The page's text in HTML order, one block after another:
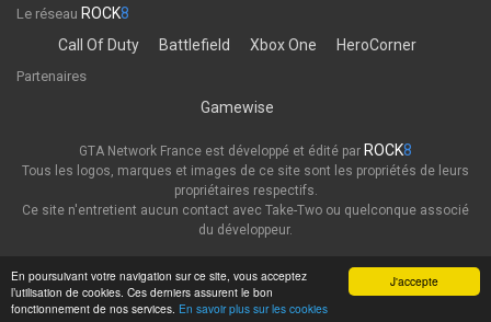
J'accepte
En poursuivant votre navigation sur ce site, vous acceptez
l’utilisation de cookies. Ces derniers assurent le bon
fonctionnement de nos services. En savoir plus sur les cookies
Le réseau ROCK8
Call Of Duty
Battlefield Xbox One HeroCorner
Partenaires
Gamewise
GTA Network France est développé et édité par ROCK8
Tous les logos, marques et images de ce site sont les propriétés de leurs
propriétaires respectifs.
Ce site n'entretient aucun contact avec Take-Two ou quelconque associé
du développeur.
Thème Politique de confidentialité
GTA Network France
Powered by Invision Community